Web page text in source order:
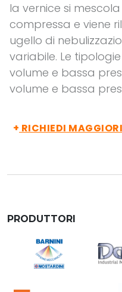
la vernice si
compressa e viene
ugello di
variabile. Le
volume e bassa
volume e bassa
+ RICHIEDI
PRODUTTORI